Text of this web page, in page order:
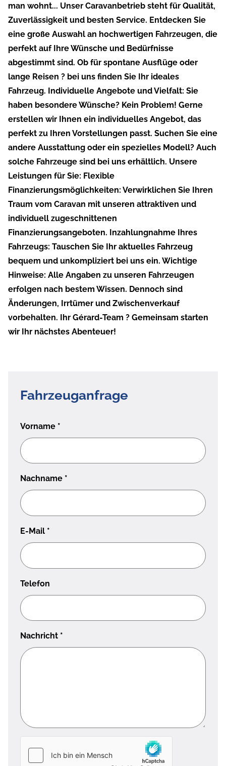
man wohnt... Unser Caravanbetrieb steht für Qualität,
Zuverlässigkeit und besten Service. Entdecken Sie
eine große Auswahl an hochwertigen Fahrzeugen, die
perfekt auf Ihre Wünsche und Bedürfnisse
abgestimmt sind. Ob für spontane Ausflüge oder
lange Reisen ? bei uns finden Sie Ihr ideales
Fahrzeug. Individuelle Angebote und Vielfalt: Sie
haben besondere Wünsche? Kein Problem! Gerne
erstellen wir Ihnen ein individuelles Angebot, das
perfekt zu Ihren Vorstellungen passt. Suchen Sie eine
andere Ausstattung oder ein spezielles Modell? Auch
solche Fahrzeuge sind bei uns erhältlich. Unsere
Leistungen für Sie: Flexible
Finanzierungsmöglichkeiten: Verwirklichen Sie Ihren
Traum vom Caravan mit unseren attraktiven und
individuell zugeschnittenen
Finanzierungsangeboten. Inzahlungnahme Ihres
Fahrzeugs: Tauschen Sie Ihr aktuelles Fahrzeug
bequem und unkompliziert bei uns ein. Wichtige
Hinweise: Alle Angaben zu unseren Fahrzeugen
erfolgen nach bestem Wissen. Dennoch sind
Änderungen, Irrtümer und Zwischenverkauf
vorbehalten. Ihr Gérard-Team ? Gemeinsam starten
wir Ihr nächstes Abenteuer!
Fahrzeuganfrage
Vorname *
Nachname *
E-Mail *
Telefon
Nachricht *